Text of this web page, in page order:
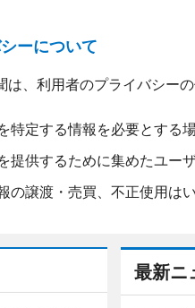
ーについて
は、利用者のプライバシー
特定する情報を必要とする
提供するために集めたユー
の譲渡・売買、不正使用は
最新ニ